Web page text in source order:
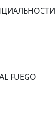
FUEGO